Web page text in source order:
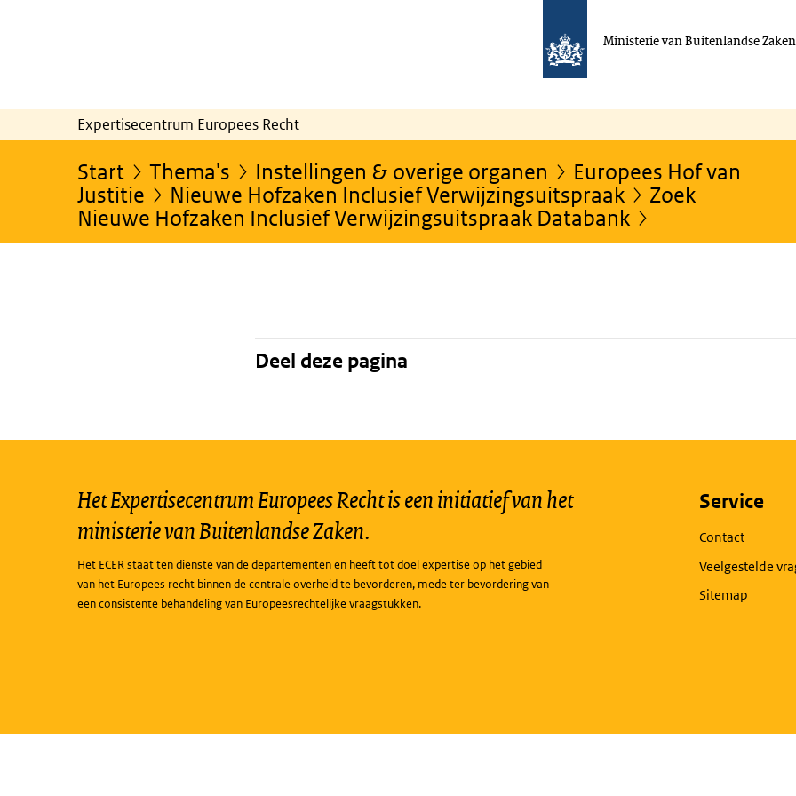
Ministerie van Buitenlandse Zaken
Expertisecentrum Europees Recht
Start Thema's Instellingen & overige organen
Europees Hof van
Justitie
Nieuwe Hofzaken Inclusief Verwijzingsuitspraak
Zoek
Nieuwe Hofzaken Inclusief Verwijzingsuitspraak Databank
Deel deze pagina
Het Expertisecentrum Europees Recht is een initiatief van het
ministerie van Buitenlandse Zaken.
Het ECER staat ten dienste van de departementen en heeft tot doel expertise op het gebied
van het Europees recht binnen de centrale overheid te bevorderen, mede ter bevordering van
een consistente behandeling van Europeesrechtelijke vraagstukken.
Service
Contact
Veelgestelde
Sitemap